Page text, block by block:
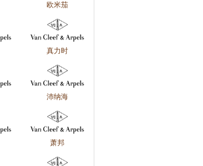
欧米茄
真力时
沛纳海
萧邦